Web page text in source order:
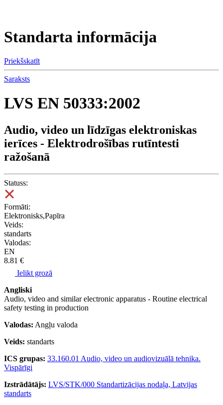
Standarta informācija
Priekšskatīt
Saraksts
LVS EN 50333:2002
Audio, video un līdzīgas elektroniskas
ierīces - Elektrodrošības rutīntesti
ražošanā
Statuss:
Formāti:
Elektronisks,Papīra
Veids:
standarts
Valodas:
EN
8.81 €
Ielikt grozā
Angliski
Audio, video and similar electronic apparatus - Routine electrical
safety testing in production
Valodas: Angļu valoda
Veids: standarts
ICS grupas: 33.160.01 Audio, video un audiovizuālā tehnika.
Vispārīgi
Izstrādātājs: LVS/STK/000 Standartizācijas nodaļa, Latvijas
standarts